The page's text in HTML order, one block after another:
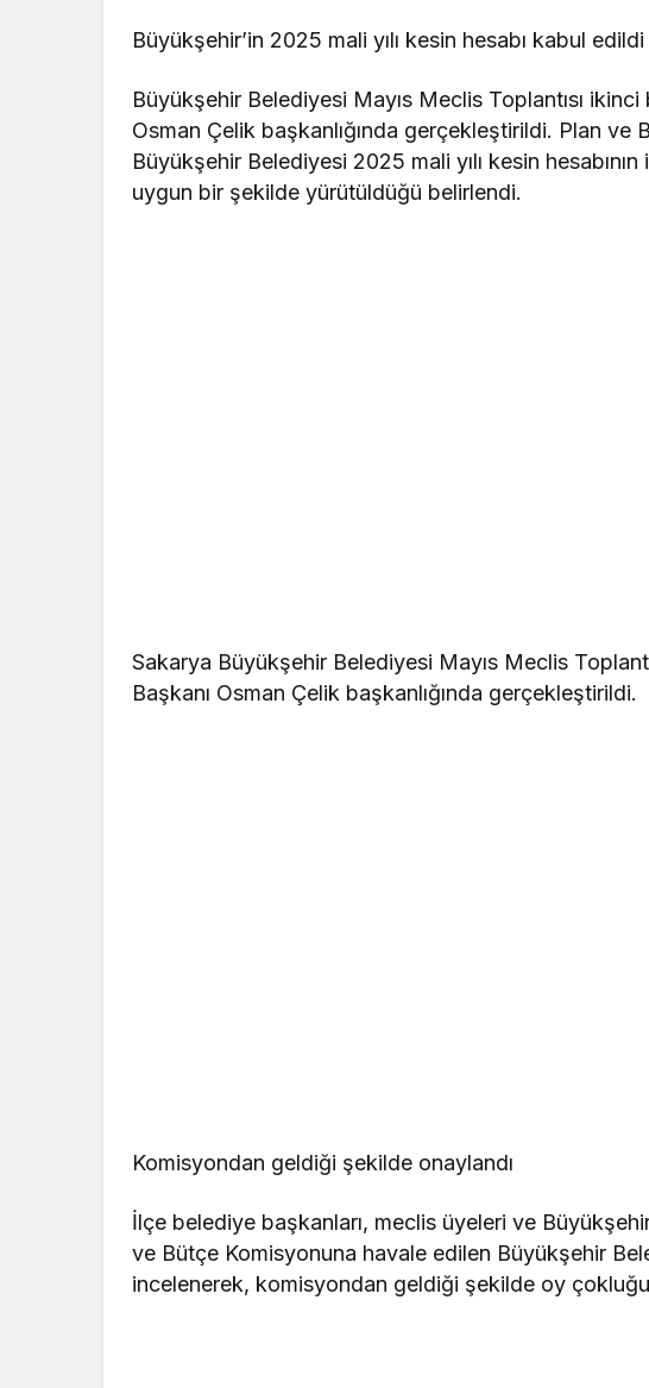
Büyükşehir’in 2025 mali yılı kesin hesabı kabul edildi
Büyükşehir Belediyesi Mayıs Meclis Toplantısı
Osman Çelik başkanlığında gerçekleştirildi. Plan ve
Büyükşehir Belediyesi 2025 mali yılı kesin
uygun bir şekilde yürütüldüğü belirlendi.
Sakarya Büyükşehir Belediyesi Mayıs Meclis
Başkanı Osman Çelik başkanlığında gerçekleştirildi.
Komisyondan geldiği şekilde onaylandı
İlçe belediye başkanları, meclis üyeleri ve
ve Bütçe Komisyonuna havale edilen Büyükşehir
incelenerek, komisyondan geldiği şekilde oy